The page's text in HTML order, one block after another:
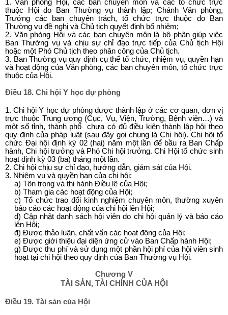
1. Văn phòng Hội, các ban chuyên môn và các tổ chức trực
thuộc Hội do Ban Thường vụ thành lập; Chánh Văn phòng,
Trưởng các ban chuyên trách, tổ chức trực thuộc do Ban
Thường vụ đề nghị và Chủ tịch quyết định bổ nhiệm;
2. Văn phòng Hội và các ban chuyên môn là bộ phận giúp việc
Ban Thường vụ và chịu sự chỉ đạo trực tiếp của Chủ tịch Hội
hoặc một Phó Chủ tịch theo phân công của Chủ tịch.
3. Ban Thường vụ quy định cụ thể tổ chức, nhiệm vụ, quyền hạn
và hoạt động của Văn phòng, các ban chuyên môn, tổ chức trực
thuộc của Hội.
Điều 18. Chi hội Y học dự phòng
1. Chi hội Y học dự phòng được thành lập ở các cơ quan, đơn vị
trực thuộc Trung ương (Cục, Vụ, Viện, Trường, Bệnh viện…) và
một số tỉnh, thành phố chưa có đủ điều kiện thành lập hội theo
quy định của pháp luật (sau đây gọi chung là Chi hội). Chi hội tổ
chức Đại hội định kỳ 02 (hai) năm một lần để bầu ra Ban Chấp
hành, Chi hội trưởng và Phó Chi hội trưởng. Chi Hội tổ chức sinh
hoạt định kỳ 03 (ba) tháng một lần.
2. Chi hội chịu sự chỉ đạo, hướng dẫn, giám sát của Hội.
3. Nhiệm vụ và quyền hạn của chi hội:
a) Tôn trọng và thi hành Điều lệ của Hội;
b) Tham gia các hoạt động của Hội;
c) Tổ chức trao đổi kinh nghiệm chuyên môn, thường xuyên
báo cáo các hoạt động của chi hội lên Hội;
d) Cập nhật danh sách hội viên do chi hội quản lý và báo cáo
lên Hội;
đ) Được thảo luận, chất vấn các hoạt động của Hội;
e) Được giới thiệu đại diện ứng cử vào Ban Chấp hành Hội;
g) Được thu phí và sử dụng một phần hội phí của hội viên sinh
hoạt tại chi hội theo quy định của Ban Thường vụ Hội.
Chương V
TÀI SẢN, TÀI CHÍNH CỦA HỘI
Điều 19. Tài sản của Hội